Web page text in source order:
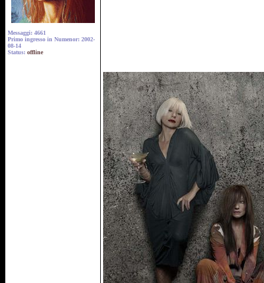
Messaggi: 4661
Primo ingresso in Numenor: 2002-
08-14
Status: offline